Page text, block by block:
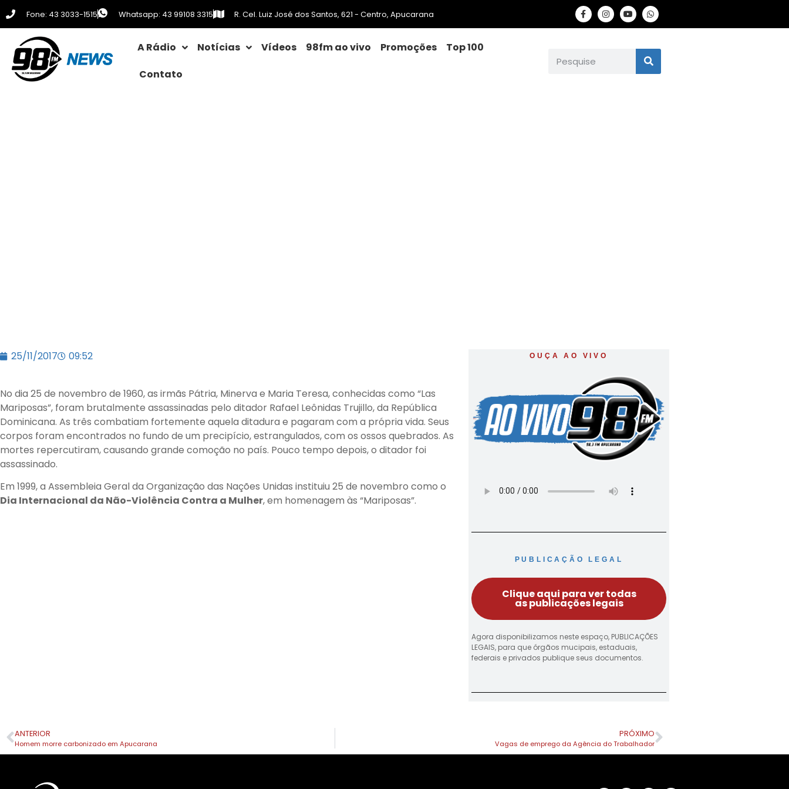
Fone: 43 3033-1515 Whatsapp: 43 99108 3315 R. Cel. Luiz José dos Santos, 621 - Centro, Apucarana
A Rádio Notícias Vídeos 98fm ao vivo Promoções
Top 100
Contato
25/11/2017 09:52
No dia 25 de novembro de 1960, as irmãs Pátria, Minerva e Maria Teresa, conhecidas como “Las
Mariposas”, foram brutalmente assassinadas pelo ditador Rafael Leônidas Trujillo, da República
Dominicana. As três combatiam fortemente aquela ditadura e pagaram com a própria vida. Seus
corpos foram encontrados no fundo de um precipício, estrangulados, com os ossos quebrados. As
mortes repercutiram, causando grande comoção no país. Pouco tempo depois, o ditador foi
assassinado.
Em 1999, a Assembleia Geral da Organização das Nações Unidas instituiu 25 de novembro como o
Dia Internacional da Não-Violência Contra a Mulher, em homenagem às “Mariposas”.
OUÇA AO VIVO
PUBLICAÇÃO LEGAL
Clique aqui para ver todas
as publicações legais
Agora disponibilizamos neste espaço, PUBLICAÇÕES
LEGAIS, para que órgãos mucipais, estaduais,
federais e privados publique seus documentos.
ANTERIOR
Homem morre carbonizado em Apucarana
PRÓXIMO
Vagas de emprego da Agência do Trabalhador